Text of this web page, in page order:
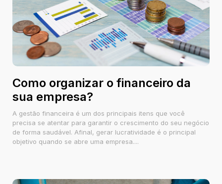
Como organizar o financeiro da
sua empresa?
A gestão financeira é um dos principais itens que você
precisa se atentar para garantir o crescimento do seu negócio
de forma saudável. Afinal, gerar lucratividade é o principal
objetivo quando se abre uma empresa....